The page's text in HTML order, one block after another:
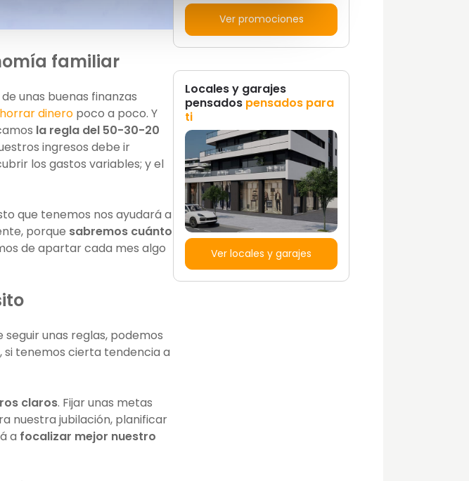
familiar
unas buenas finanzas
dinero poco a poco. Y
la regla del 50-30-20
ingresos debe ir
los gastos variables; y el
que tenemos nos ayudará a
porque sabremos cuánto
de apartar cada mes algo
unas reglas, podemos
si tenemos cierta tendencia a
claros. Fijar unas metas
nuestra jubilación, planificar
a focalizar mejor nuestro
Ver promociones
Locales y garajes
pensados pensados para
ti
Ver locales y garajes